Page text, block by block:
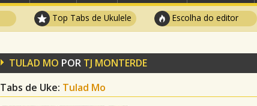
Top Tabs de Ukulele Escolha do editor
TULAD MO POR TJ MONTERDE
Tabs de Uke: Tulad Mo